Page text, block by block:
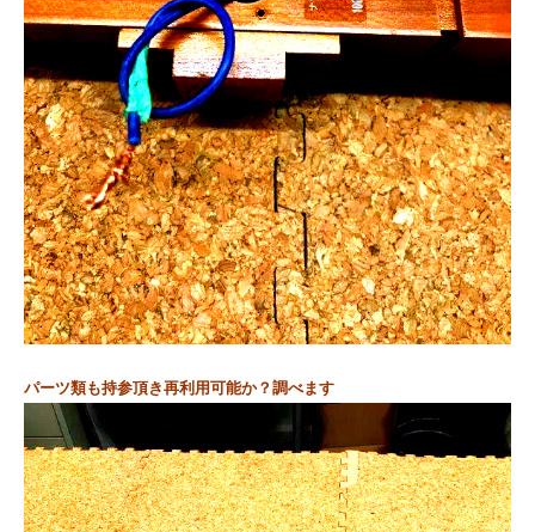
パーツ類も持参頂き再利用可能か？調べます